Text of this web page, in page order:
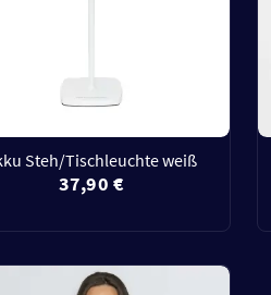
Steh/Tischleuchte weiß
37,90 €